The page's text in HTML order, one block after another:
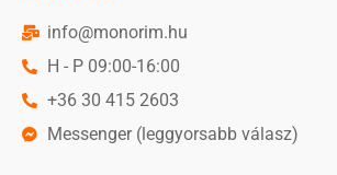
info@monorim.hu
H - P 09:00-16:00
+36 30 415 2603
Messenger (leggyorsabb válasz)